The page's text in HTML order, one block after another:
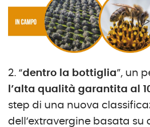
2. “dentro la bottiglia”, un
l’alta qualità garantita al
step di una nuova
dell’extravergine basata su